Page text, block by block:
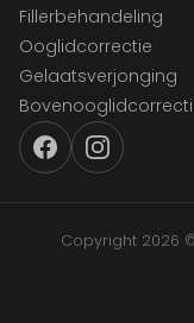
Fillerbehandeling
Ooglidcorrectie
Gelaatsverjonging
Copyright 2026